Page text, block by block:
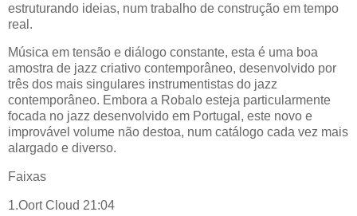
estruturando ideias, num trabalho de construção em tempo
real.
Música em tensão e diálogo constante, esta é uma boa
amostra de jazz criativo contemporâneo, desenvolvido por
três dos mais singulares instrumentistas do jazz
contemporâneo. Embora a Robalo esteja particularmente
focada no jazz desenvolvido em Portugal, este novo e
improvável volume não destoa, num catálogo cada vez mais
alargado e diverso.
Faixas
1.Oort Cloud 21:04